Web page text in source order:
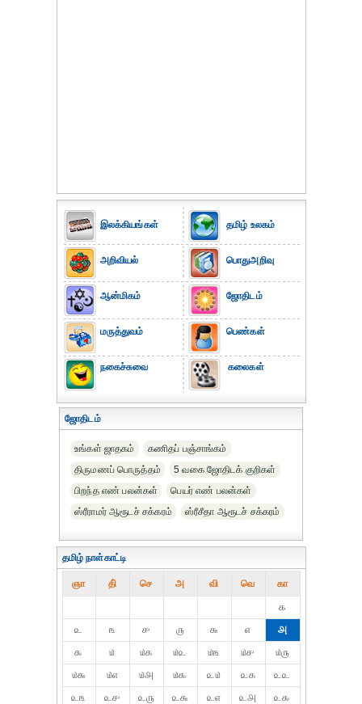
இலக்கியங்கள்
அறிவியல்
ஆன்மிகம்
மருத்துவம்
நகைச்சுவை
தமிழ் உலகம்
பொதுஅறிவு
ஜோதிடம்
பெண்கள்
கலைகள்
ஜோதிடம்
உங்கள் ஜாதகம்
கணிதப் பஞ்சாங்கம்
திருமணப் பொருத்தம்
5 வகை ஜோதிடக் குறிகள்
பிறந்த எண் பலன்கள்
பெயர் எண் பலன்கள்
ஸ்ரீராமர் ஆரூடச் சக்கரம்
ஸ்ரீசீதா ஆரூடச் சக்கரம்
தமிழ் நாள்காட்டி
ஞா தி் செ அ வி வெ கா
௧
௨
௩ ௪ ௫ ௬ ௭
௮
௯
௰ ௰௧ ௰௨ ௰௩ ௰௪
௰௫
௰௬
௰௭ ௰௮ ௰௯ ௨௰ ௨௧
௨௨
௨௩
௨௪ ௨௫ ௨௬ ௨௭ ௨௮ ௨௯